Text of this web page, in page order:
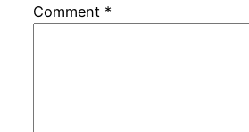
Comment *